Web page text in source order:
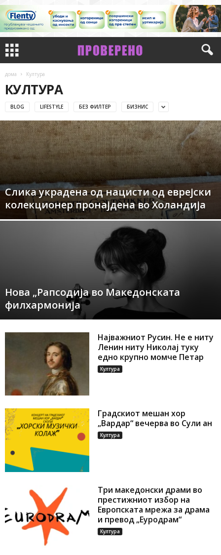
дома Култура
КУЛТУРА
BLOG LIFESTYLE БЕЗ ФИЛТЕР БИЗНИС
Слика украдена од нацисти од еврејски
колекционер пронајдена во Холандија
Нова „Рапсодија во Македонската
филхармонија
Најважниот Русин. Не е ниту
Ленин ниту Николај туку
едно крупно момче Петар
Култура
Градскиот мешан хор
„Вардар“ вечерва во Сули ан
Култура
Три македонски драми во
престижниот избор на
Европската мрежа за драма
и превод „Еуродрам“
Култура